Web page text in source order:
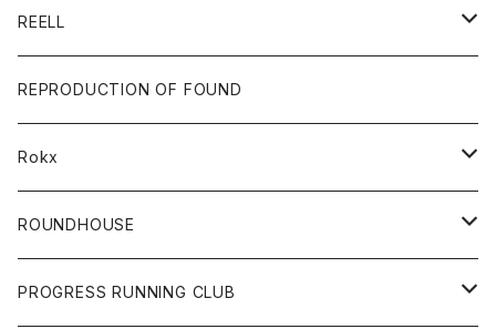
Tシャツ
帽子
グッズ
靴
バック
トップス
カットソー
カーディガン
ボトムス
ショートパンツ
パンツ
レディース
カットソー
キーホルダー
財布
バック
REELL
パンツ
ショートパンツ
REPRODUCTION OF FOUND
Rokx
ボトム
ROUNDHOUSE
エプロン
PROGRESS RUNNING CLUB